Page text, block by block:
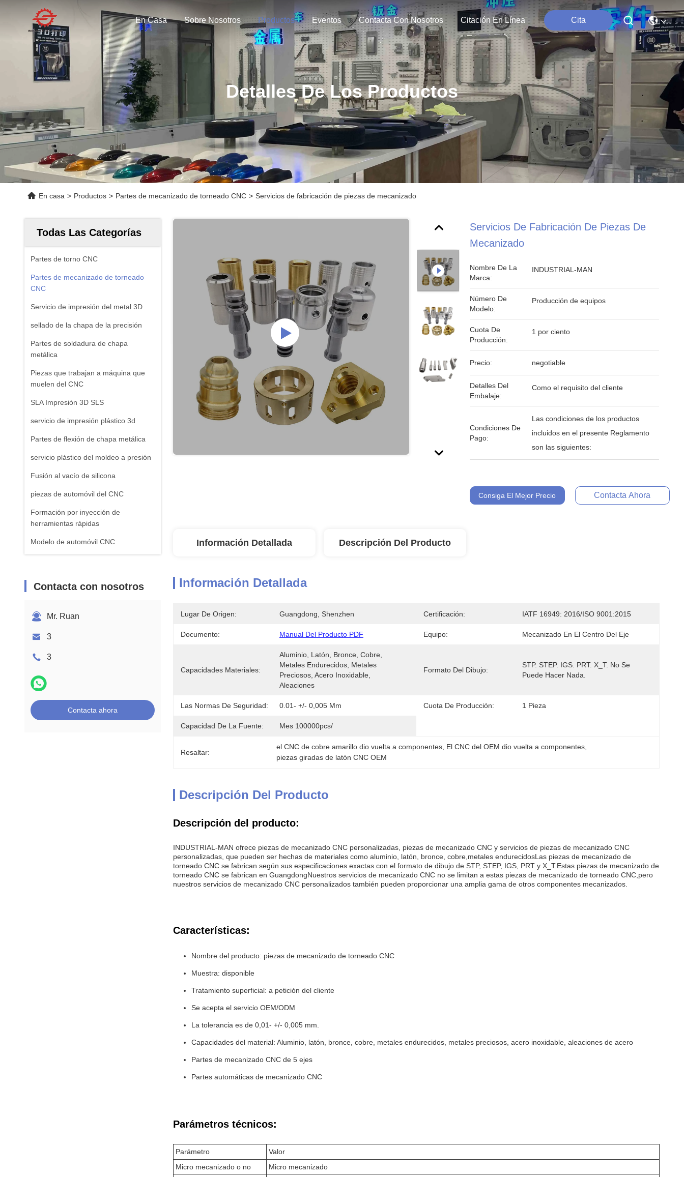
En Casa Sobre Nosotros Productos Eventos Contacta Con Nosotros Citación En Línea Cita
Detalles De Los Productos
En casa > Productos > Partes de mecanizado de torneado CNC > Servicios de fabricación de piezas de mecanizado
Todas Las Categorías
Partes de torno CNC
Partes de mecanizado de torneado
CNC
Servicio de impresión del metal 3D
sellado de la chapa de la precisión
Partes de soldadura de chapa
metálica
Piezas que trabajan a máquina que
muelen del CNC
SLA Impresión 3D SLS
servicio de impresión plástico 3d
Partes de flexión de chapa metálica
servicio plástico del moldeo a presión
Fusión al vacío de silicona
piezas de automóvil del CNC
Formación por inyección de
herramientas rápidas
Modelo de automóvil CNC
Contacta con nosotros
Mr. Ruan
3
3
Contacta ahora
Servicios De Fabricación De Piezas De
Mecanizado
Nombre De La
Marca:
INDUSTRIAL-MAN
Número De
Modelo:
Producción de equipos
Cuota De
Producción:
1 por ciento
Precio: negotiable
Detalles Del
Embalaje:
Como el requisito del cliente
Condiciones De
Pago:
Las condiciones de los productos
incluidos en el presente Reglamento
son las siguientes:
Consiga El Mejor Precio Contacta Ahora
Información Detallada Descripción Del Producto
Información Detallada
Lugar De Origen: Guangdong, Shenzhen Certificación: IATF 16949: 2016/ISO 9001:2015
Documento: Manual Del Producto PDF Equipo: Mecanizado En El Centro Del Eje
Capacidades Materiales:
Aluminio, Latón, Bronce, Cobre,
Metales Endurecidos, Metales
Preciosos, Acero Inoxidable,
Aleaciones
Formato Del Dibujo:
STP. STEP. IGS. PRT. X_T. No Se
Puede Hacer Nada.
Las Normas De Seguridad: 0.01- +/- 0,005 Mm Cuota De Producción: 1 Pieza
Capacidad De La Fuente: Mes 100000pcs/
Resaltar:
el CNC de cobre amarillo dio vuelta a componentes El CNC del OEM dio vuelta a componentes
piezas giradas de latón CNC OEM
Descripción Del Producto
Descripción del producto:
INDUSTRIAL-MAN ofrece piezas de mecanizado CNC personalizadas, piezas de mecanizado CNC y servicios de piezas de mecanizado CNC
personalizadas, que pueden ser hechas de materiales como aluminio, latón, bronce, cobre,metales endurecidosLas piezas de mecanizado de
torneado CNC se fabrican según sus especificaciones exactas con el formato de dibujo de STP, STEP, IGS, PRT y X_T.Estas piezas de mecanizado de
torneado CNC se fabrican en GuangdongNuestros servicios de mecanizado CNC no se limitan a estas piezas de mecanizado de torneado CNC,pero
nuestros servicios de mecanizado CNC personalizados también pueden proporcionar una amplia gama de otros componentes mecanizados.
Características:
Nombre del producto: piezas de mecanizado de torneado CNC
Muestra: disponible
Tratamiento superficial: a petición del cliente
Se acepta el servicio OEM/ODM
La tolerancia es de 0,01- +/- 0,005 mm.
Capacidades del material: Aluminio, latón, bronce, cobre, metales endurecidos, metales preciosos, acero inoxidable, aleaciones de acero
Partes de mecanizado CNC de 5 ejes
Partes automáticas de mecanizado CNC
Parámetros técnicos:
Parámetro
Valor
Micro mecanizado o no
Micro mecanizado